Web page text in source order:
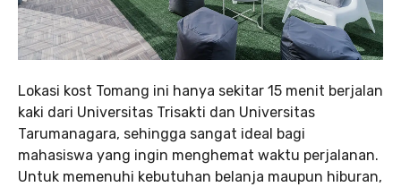
Lokasi kost Tomang ini hanya sekitar 15 menit berjalan
kaki dari Universitas Trisakti dan Universitas
Tarumanagara, sehingga sangat ideal bagi
mahasiswa yang ingin menghemat waktu perjalanan.
Untuk memenuhi kebutuhan belanja maupun hiburan,